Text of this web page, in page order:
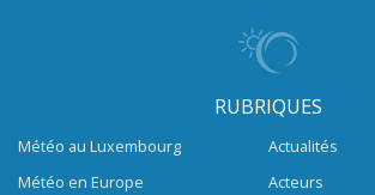
RUBRIQUES
Météo au Luxembourg
Météo en Europe
Actualités
Acteurs